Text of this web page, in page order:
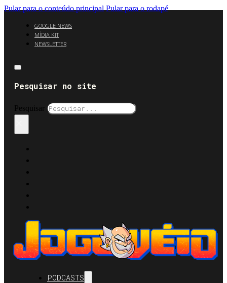
Pular para o conteúdo principal Pular para o rodapé
GOOGLE NEWS
MÍDIA KIT
NEWSLETTER
Pesquisar no site
Pesquisar
PODCASTS